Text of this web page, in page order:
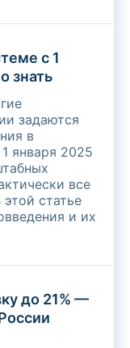
с 1
знать
задаются
в
января 2025
все
статье
и их
до 21% —